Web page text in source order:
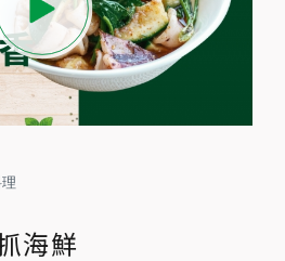
海鮮
豐厚的香麻嗆辣搭配富有口感的
菜甜味的清爽醬汁，取代市售
現乳白湯色，更是襯托紅色辣粉